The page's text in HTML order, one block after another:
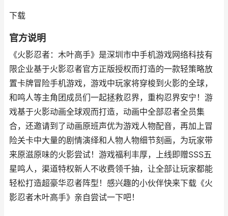
下载
官方说明
《火影忍者：木叶高手》是深圳市中手机游戏网络科技有
限企业基于火影忍者官方正版授权而打造的一款轻策略放
置卡牌冒险手机游戏，游戏中玩家将穿梭到火影的全球，
和鸣人等主角团成员们一起拯救忍界，重构忍界安宁！游
戏基于火影动画全球观而打造，动画中全部忍者全员集
合，还邀请到了动画原班声优为游戏人物配音，再加上冒
险关卡中大量的剧情演绎和人物人物细节刻画，为玩家带
来原滋原味的火影尝试！游戏福利丰厚，上线即赠SSS五
星鸣人，渠道特权新人不收费领千抽，让全部让玩家都能
轻松打造超豪华忍者阵型！感兴趣的小伙伴快来下载《火
影忍者木叶高手》亲自尝试一下吧！